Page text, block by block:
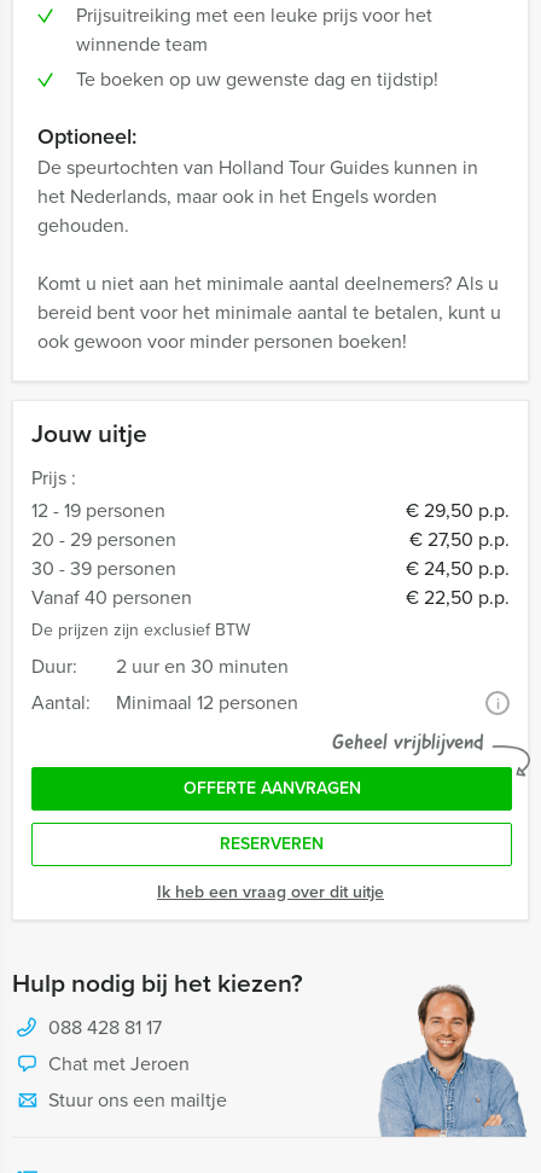
Jouw uitje
Prijs :
12 - 19 personen
€ 29,50 p.p.
20 - 29 personen
€ 27,50 p.p.
30 - 39 personen
€ 24,50 p.p.
Vanaf 40 personen
€ 22,50 p.p.
De prijzen zijn exclusief BTW
Duur:
2 uur en 30 minuten
Aantal:
Minimaal 12 personen i
Geheel vrijblijvend
OFFERTE AANVRAGEN
RESERVEREN
Ik heb een vraag over dit uitje
Hulp nodig bij het kiezen?
088 428 81 17
Chat met Jeroen
Stuur ons een mailtje
Prijsuitreiking met een leuke prijs voor het
winnende team
Te boeken op uw gewenste dag en tijdstip!
Optioneel:
De speurtochten van Holland Tour Guides kunnen in
het Nederlands, maar ook in het Engels worden
gehouden.
Komt u niet aan het minimale aantal deelnemers? Als u
bereid bent voor het minimale aantal te betalen, kunt u
ook gewoon voor minder personen boeken!